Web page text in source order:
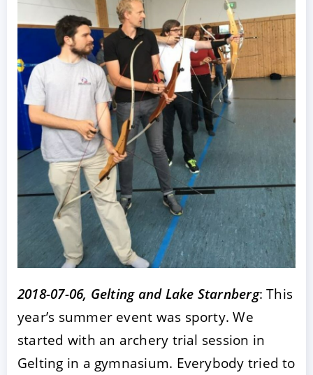
2018-07-06, Gelting and Lake Starnberg: This
year’s summer event was sporty. We
started with an archery trial session in
Gelting in a gymnasium. Everybody tried to
ACCEPTER PARAMETRER REFUSER
Mentions légales| Protection des données